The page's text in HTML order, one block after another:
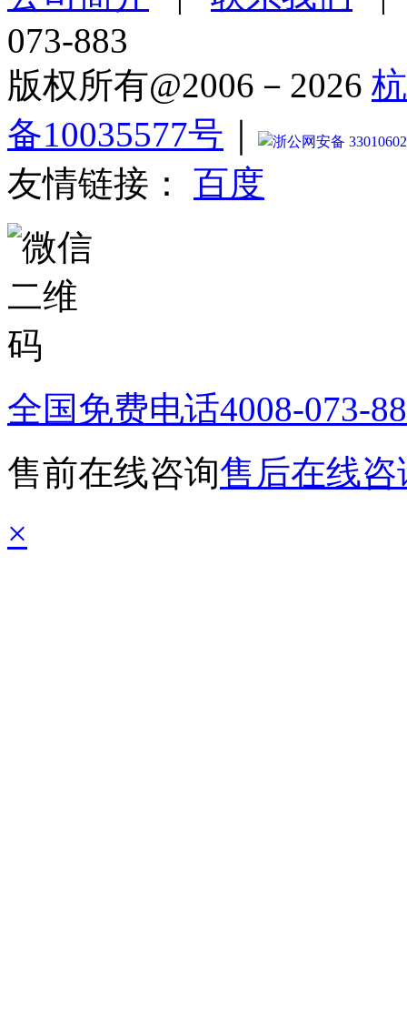
073-883
版权所有@2006－2026
备10035577号 ｜ 浙公网安备
友情链接： 百度
全国免费电话4008-073-
售前在线咨询售后在线咨
×